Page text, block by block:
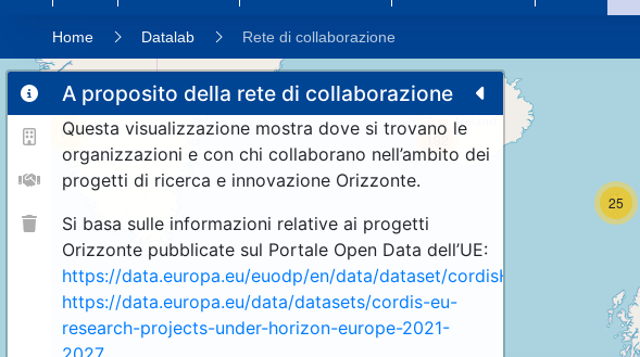
Home Datalab Rete di collaborazione
A proposito della rete di collaborazione
Questa visualizzazione mostra dove si trovano le
organizzazioni e con chi collaborano nell’ambito dei
progetti di ricerca e innovazione Orizzonte.
Si basa sulle informazioni relative ai progetti
Orizzonte pubblicate sul Portale Open Data dell’UE:
https://data.europa.eu/euodp/en/data/dataset/cordisH2020projects
https://data.europa.eu/data/datasets/cordis-eu-
research-projects-under-horizon-europe-2021-
11 192
25